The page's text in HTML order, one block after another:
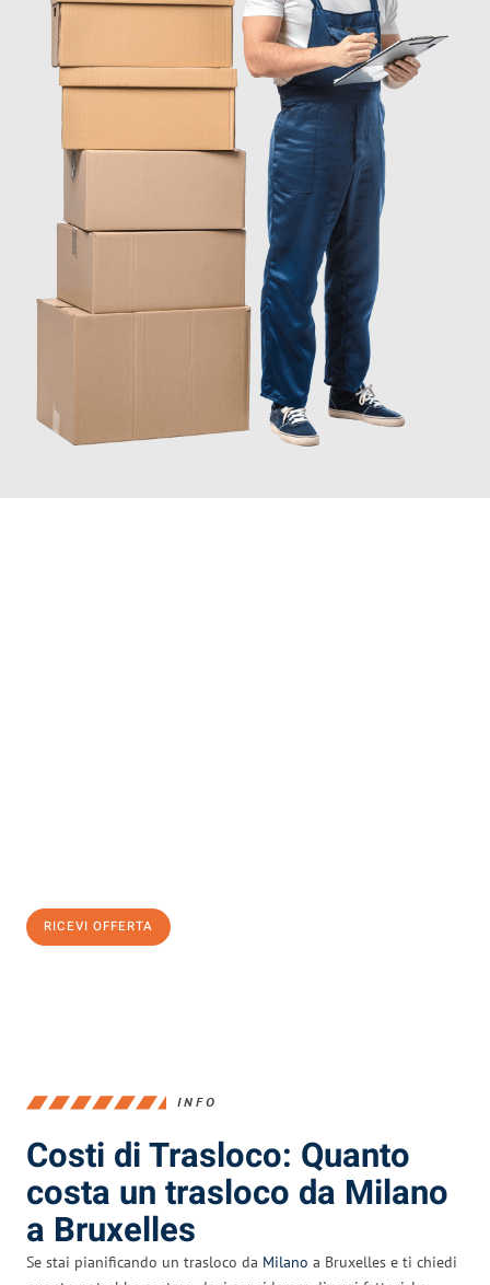
RICEVI OFFERTA
INFO
Costi di Trasloco: Quanto
costa un trasloco da Milano
a Bruxelles
Se stai pianificando un trasloco da Milano a Bruxelles e ti chiedi